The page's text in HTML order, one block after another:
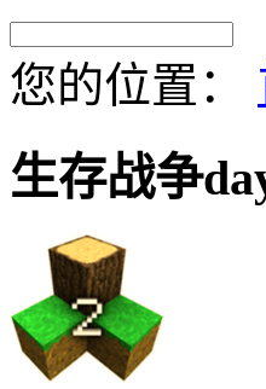
您的位置：
生存战争